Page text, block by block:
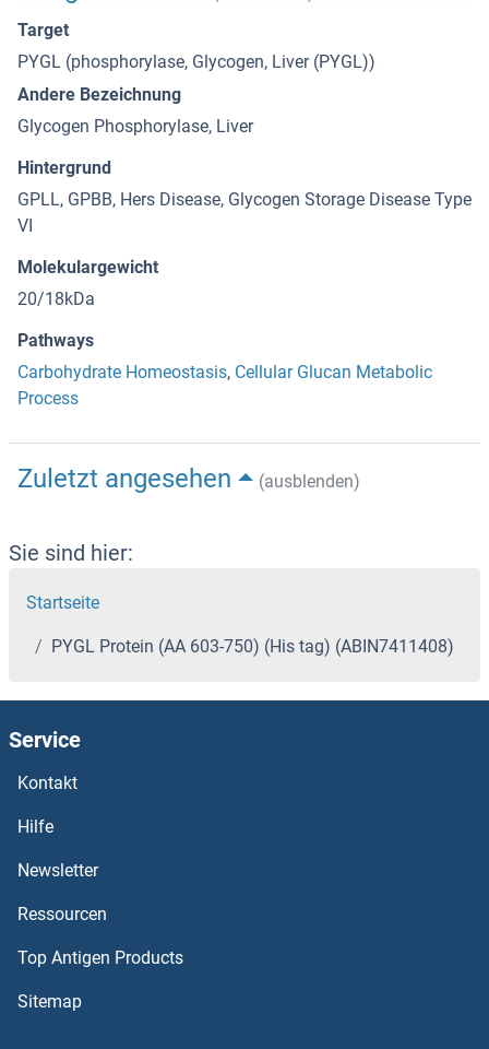
Target
PYGL (phosphorylase, Glycogen, Liver (PYGL))
Andere Bezeichnung
Glycogen Phosphorylase, Liver
Hintergrund
GPLL, GPBB, Hers Disease, Glycogen Storage Disease Type
VI
Molekulargewicht
20/18kDa
Pathways
Carbohydrate Homeostasis, Cellular Glucan Metabolic
Process
Zuletzt angesehen (ausblenden)
Sie sind hier:
Startseite
PYGL Protein (AA 603-750) (His tag) (ABIN7411408)
Service
Kontakt
Hilfe
Newsletter
Ressourcen
Top Antigen Products
Sitemap